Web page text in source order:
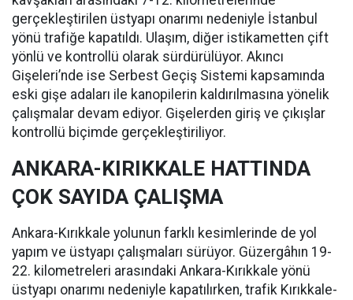
gerçekleştirilen üstyapı onarımı nedeniyle İstanbul
yönü trafiğe kapatıldı. Ulaşım, diğer istikametten çift
yönlü ve kontrollü olarak sürdürülüyor. Akıncı
Gişeleri’nde ise Serbest Geçiş Sistemi kapsamında
eski gişe adaları ile kanopilerin kaldırılmasına yönelik
çalışmalar devam ediyor. Gişelerden giriş ve çıkışlar
kontrollü biçimde gerçekleştiriliyor.
ANKARA-KIRIKKALE HATTINDA
ÇOK SAYIDA ÇALIŞMA
Ankara-Kırıkkale yolunun farklı kesimlerinde de yol
yapım ve üstyapı çalışmaları sürüyor. Güzergâhın 19-
22. kilometreleri arasındaki Ankara-Kırıkkale yönü
üstyapı onarımı nedeniyle kapatılırken, trafik Kırıkkale-